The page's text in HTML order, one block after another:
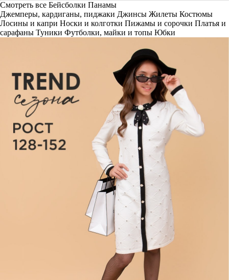
Смотреть все Бейсболки Панамы
Джемперы, кардиганы, пиджаки Джинсы Жилеты Костюмы
Лосины и капри Носки и колготки Пижамы и сорочки Платья и
сарафаны Туники Футболки, майки и топы Юбки